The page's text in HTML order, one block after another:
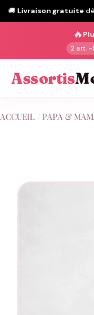
🚚 Livraison gratuite
🔥
2 art. -
Assortis
au
ACCUEIL PAPA &